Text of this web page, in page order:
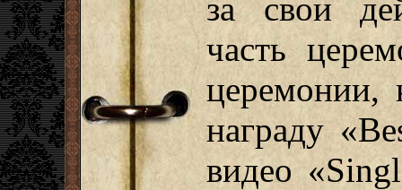
за свои
часть
церемонии,
награду
видео